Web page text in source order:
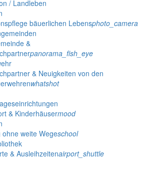
/ Landleben
bäuerlichen Lebensphoto_camera
&
panorama_fish_eye
& Neuigkeiten von den
whatshot
& Kinderhäusermood
ohne weite Wegeschool
& Ausleihzeitenairport_shuttle